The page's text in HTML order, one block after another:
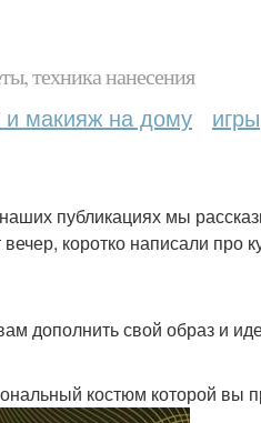
техника нанесения
и макияж на дому игры
публикациях мы
коротко написали про
дополнить свой образ и
костюм которой вы